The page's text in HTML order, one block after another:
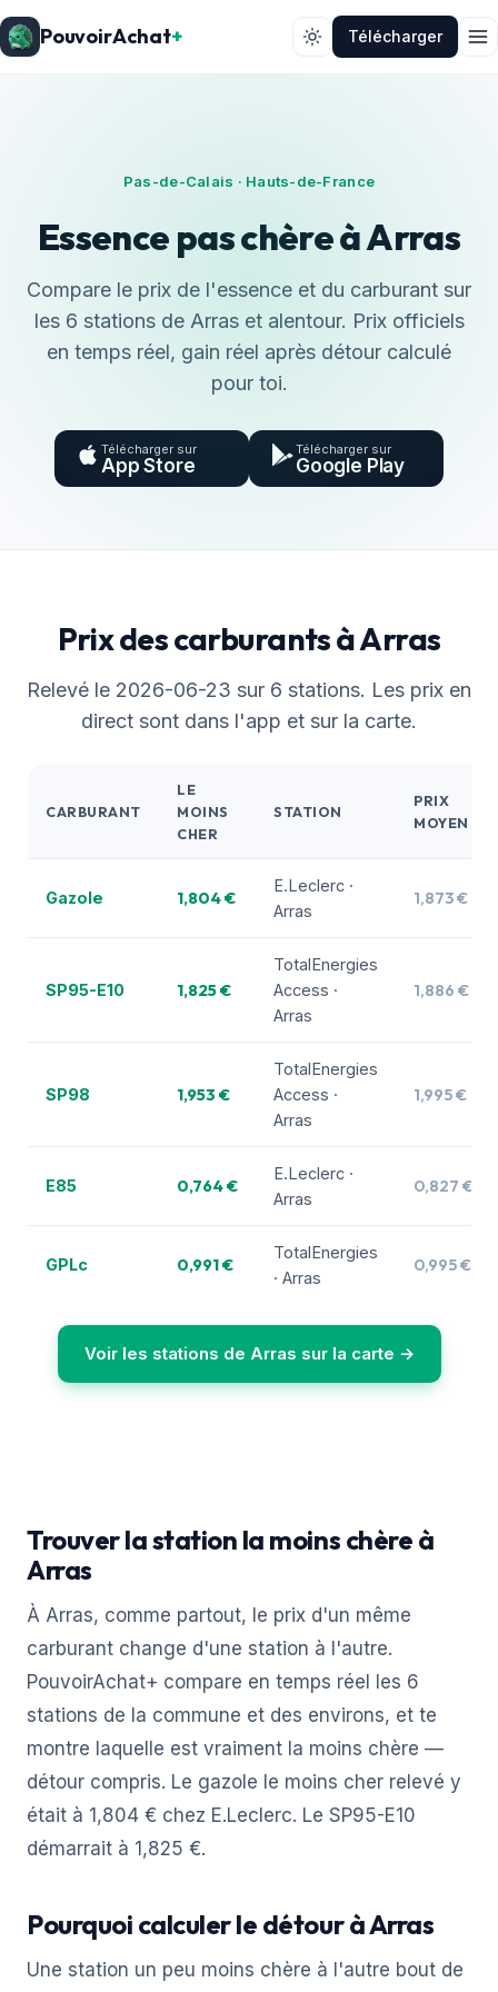
PouvoirAchat+ Télécharger
Pas-de-Calais · Hauts-de-France
Essence pas chère à Arras
Compare le prix de l'essence et du carburant sur
les 6 stations de Arras et alentour. Prix officiels
en temps réel, gain réel après détour calculé
pour toi.
Télécharger sur
App Store
Télécharger sur
Google Play
Prix des carburants à Arras
Relevé le 2026-06-23 sur 6 stations. Les prix en
direct sont dans l'app et sur la carte.
CARBURANT
LE
MOINS
CHER
STATION
PRIX
MOYEN
Gazole 1,804 €
E.Leclerc ·
Arras
1,873 €
SP95-E10 1,825 €
TotalEnergies
Access ·
Arras
1,886 €
SP98 1,953 €
TotalEnergies
Access ·
Arras
1,995 €
E85 0,764 €
E.Leclerc ·
Arras
0,827 €
GPLc 0,991 €
TotalEnergies
· Arras
0,995 €
Voir les stations de Arras sur la carte →
Trouver la station la moins chère à
Arras
À Arras, comme partout, le prix d'un même
carburant change d'une station à l'autre.
PouvoirAchat+ compare en temps réel les 6
stations de la commune et des environs, et te
montre laquelle est vraiment la moins chère —
détour compris. Le gazole le moins cher relevé y
était à 1,804 € chez E.Leclerc. Le SP95-E10
démarrait à 1,825 €.
Pourquoi calculer le détour à Arras
Une station un peu moins chère à l'autre bout de